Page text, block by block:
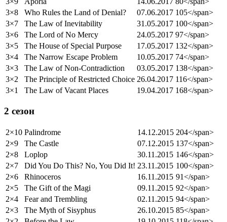
3×8
Who Rules the Land of Denial? 07.06.2017 105</span>
3×7
The Law of Inevitability 31.05.2017 100</span>
3×6
The Lord of No Mercy 24.05.2017 97</span>
3×5
The House of Special Purpose 17.05.2017 132</span>
3×4
The Narrow Escape Problem 10.05.2017 74</span>
3×3
The Law of Non-Contradiction 03.05.2017 138</span>
3×2
The Principle of Restricted Choice 26.04.2017 116</span>
3×1
The Law of Vacant Places 19.04.2017 168</span>
2 сезон
2×10 Palindrome 14.12.2015 204</span>
2×9
The Castle 07.12.2015 137</span>
2×8
Loplop 30.11.2015 146</span>
2×7
Did You Do This? No, You Did It! 23.11.2015 100</span>
2×6
Rhinoceros 16.11.2015 91</span>
2×5
The Gift of the Magi 09.11.2015 92</span>
2×4
Fear and Trembling 02.11.2015 94</span>
2×3
The Myth of Sisyphus 26.10.2015 85</span>